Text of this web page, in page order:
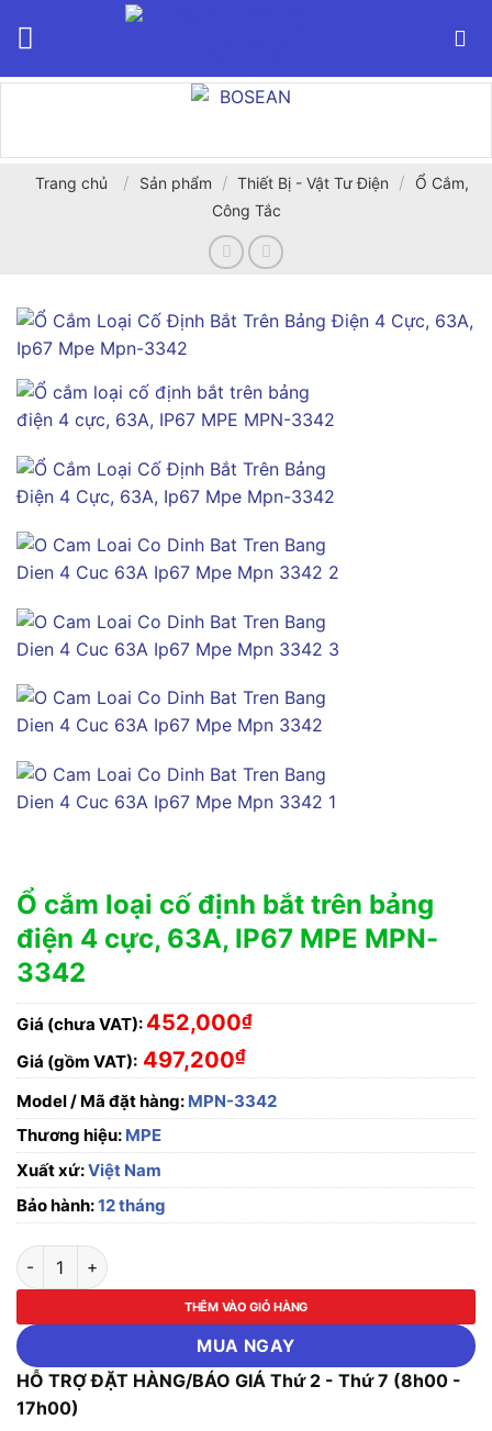
Trang chủ / Sản phẩm / Thiết Bị - Vật Tư Điện /
Ổ Cắm,
Công Tắc
Ổ cắm loại cố định bắt trên bảng
điện 4 cực, 63A, IP67 MPE MPN-
3342
Giá (chưa VAT): 452,000₫
Giá (gồm VAT): 497,200₫
Model / Mã đặt hàng: MPN-3342
Thương hiệu: MPE
Xuất xứ:Việt Nam
Bảo hành:12 tháng
Ổ cắm loại cố định bắt trên bảng điện 4 cực, 63A, IP67 MPE
THÊM VÀO GIỎ HÀNG
MUA NGAY
HỖ TRỢ ĐẶT HÀNG/BÁO GIÁ Thứ 2 - Thứ 7 (8h00 -
17h00)